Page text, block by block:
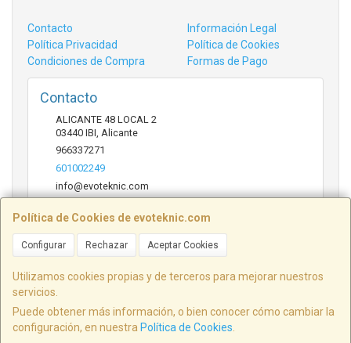
Política de Cookies de evoteknic.com
Configurar Rechazar Aceptar Cookies
Utilizamos cookies propias y de terceros para mejorar nuestros
servicios.
Puede obtener más información, o bien conocer cómo cambiar la
configuración, en nuestra Política de Cookies
Contacto
Información Legal
Política Privacidad
Política de Cookies
Condiciones de Compra
Formas de Pago
Contacto
ALICANTE 48 LOCAL 2
03440 IBI Alicante
966337271
601002249
info@evoteknic.com
Horario
ALICANTE 48 LOCAL 2, 03440, Alicante, España. - C.I.F.: B54578497 - Tfno:
601002249